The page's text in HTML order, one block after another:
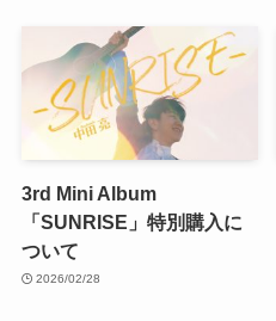
3rd Mini Album
「SUNRISE」特別購入に
ついて
2026/02/28